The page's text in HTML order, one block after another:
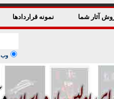
آثار شما نمونه قراردادها
وب